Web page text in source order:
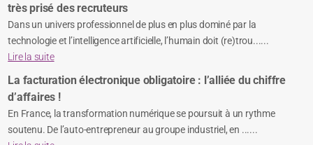
très prisé des recruteurs
Dans un univers professionnel de plus en plus dominé par la
technologie et l’intelligence artificielle, l’humain doit (re)trou......
Lire la suite
La facturation électronique obligatoire : l’alliée du chiffre
d’affaires !
En France, la transformation numérique se poursuit à un rythme
soutenu. De l’auto-entrepreneur au groupe industriel, en ......